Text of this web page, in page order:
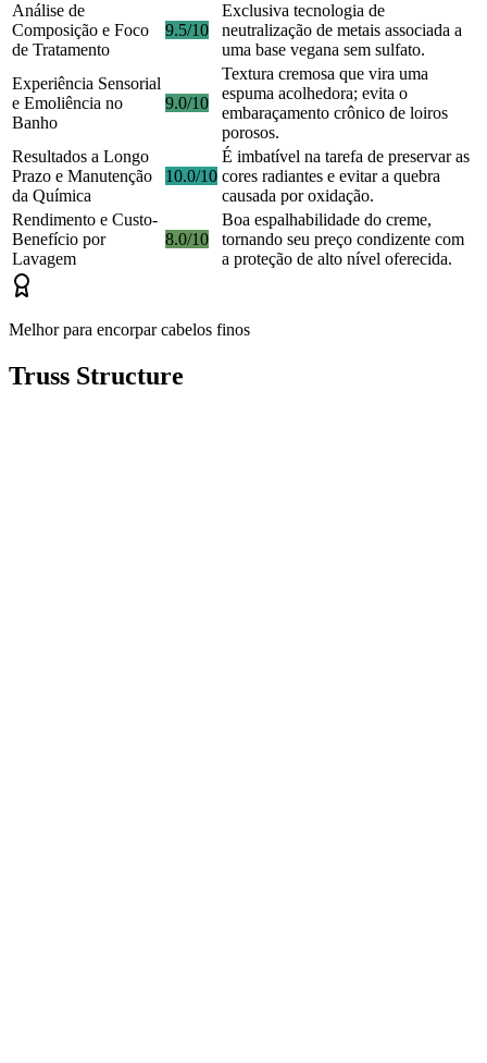
Análise de
Composição e Foco
de Tratamento
9.5/10
Exclusiva tecnologia de
neutralização de metais associada a
uma base vegana sem sulfato.
Experiência Sensorial
e Emoliência no
Banho
9.0/10
Textura cremosa que vira uma
espuma acolhedora; evita o
embaraçamento crônico de loiros
porosos.
Resultados a Longo
Prazo e Manutenção
da Química
10.0/10
É imbatível na tarefa de preservar as
cores radiantes e evitar a quebra
causada por oxidação.
Rendimento e Custo-
Benefício por
Lavagem
8.0/10
Boa espalhabilidade do creme,
tornando seu preço condizente com
a proteção de alto nível oferecida.
Melhor para encorpar cabelos finos
Truss Structure